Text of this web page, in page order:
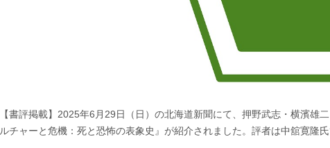
【書評掲載】2025年6月29日（日）の北海道新聞にて、押野武志・横濱雄
ルチャーと危機：死と恐怖の表象史』が紹介されました。評者は中舘寛隆